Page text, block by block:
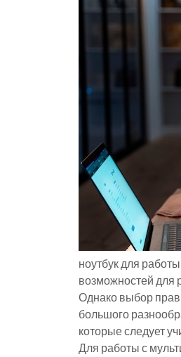
ноутбук для
возможностей для
Однако выбор
большого
которые следует
Для работы с